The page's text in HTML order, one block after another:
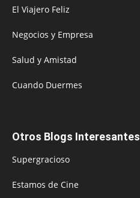
El Viajero Feliz
Negocios y Empresa
Salud y Amistad
Cuando Duermes
Otros Blogs Interesantes
Supergracioso
Estamos de Cine